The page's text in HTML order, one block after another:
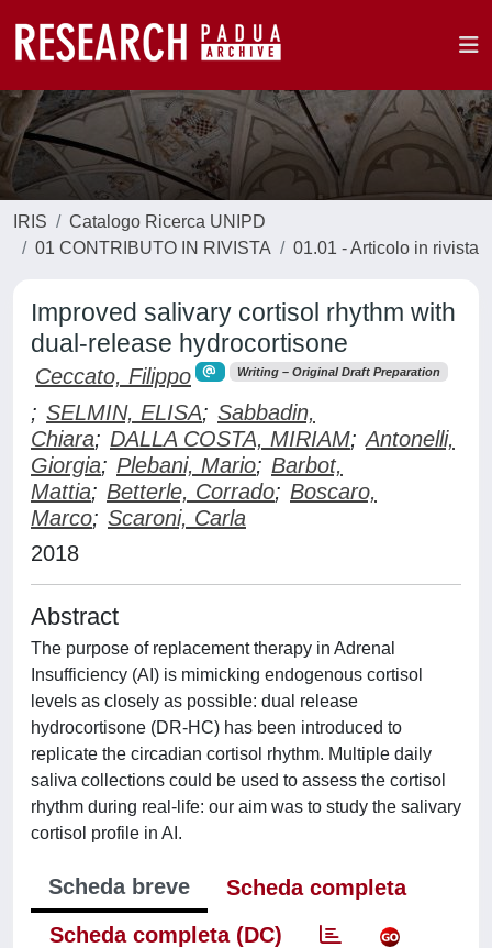
IRIS
Catalogo Ricerca UNIPD
01 CONTRIBUTO IN RIVISTA
01.01 - Articolo in rivista
Improved salivary cortisol rhythm with
dual-release hydrocortisone
Ceccato, Filippo Writing – Original Draft Preparation
; SELMIN, ELISA; Sabbadin,
Chiara; DALLA COSTA, MIRIAM; Antonelli,
Giorgia; Plebani, Mario; Barbot,
Mattia; Betterle, Corrado; Boscaro,
Marco; Scaroni, Carla
2018
Abstract
The purpose of replacement therapy in Adrenal
Insufficiency (AI) is mimicking endogenous cortisol
levels as closely as possible: dual release
hydrocortisone (DR-HC) has been introduced to
replicate the circadian cortisol rhythm. Multiple daily
saliva collections could be used to assess the cortisol
rhythm during real-life: our aim was to study the salivary
cortisol profile in AI.
Scheda breve
Scheda completa
Scheda completa (DC)